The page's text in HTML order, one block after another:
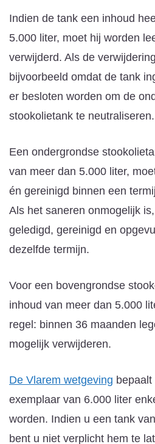
Indien de tank een inhoud
5.000 liter, moet hij worden
verwijderd. Als de
bijvoorbeeld omdat de tank
er besloten worden om de
stookolietank te neutraliseren.
Een ondergrondse
van meer dan 5.000 liter,
én gereinigd binnen een
Als het saneren onmogelijk
geledigd, gereinigd en
dezelfde termijn.
Voor een bovengrondse
inhoud van meer dan 5.000
regel: binnen 36 maanden
mogelijk verwijderen.
De Vlarem wetgeving
exemplaar van 6.000 liter
worden. Indien u een tank
bent u niet verplicht hem te